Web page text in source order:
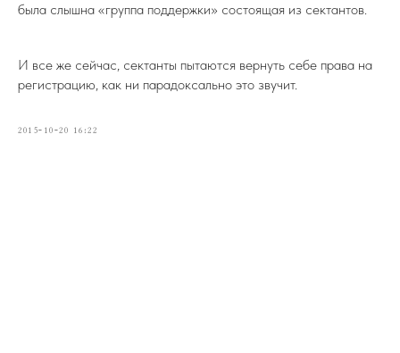
была слышна «группа поддержки» состоящая из сектантов.
И все же сейчас, сектанты пытаются вернуть себе права на
регистрацию, как ни парадоксально это звучит.
2015-10-20 16:22